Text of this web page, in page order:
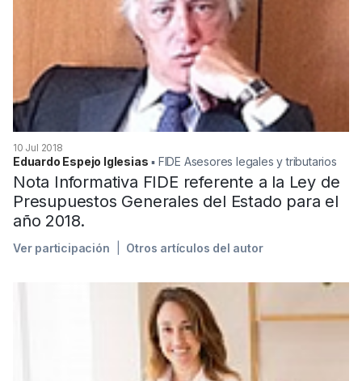
10 Jul 2018
Eduardo Espejo Iglesias ▪︎ FIDE Asesores legales y tributarios
Nota Informativa FIDE referente a la Ley de
Presupuestos Generales del Estado para el
año 2018.
Ver participación Otros artículos del autor